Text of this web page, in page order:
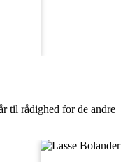
til rådighed for de andre